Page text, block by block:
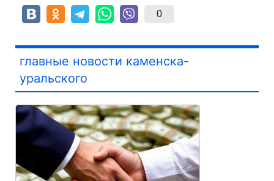
0
главные новости каменска-
уральского